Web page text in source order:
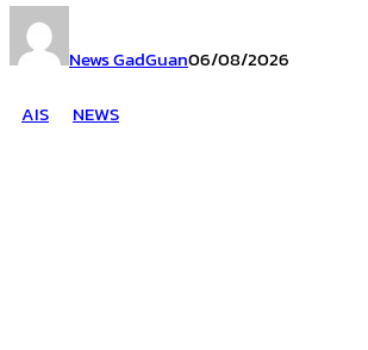
News GadGuan06/08/2026
AIS
NEWS